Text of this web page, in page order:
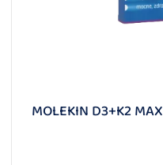
MOLEKIN D3+K2